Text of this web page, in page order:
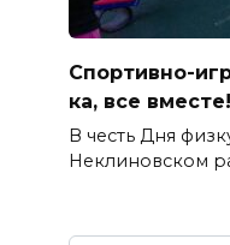
Спортивно-
ка, все
В честь Дня
Неклиновском